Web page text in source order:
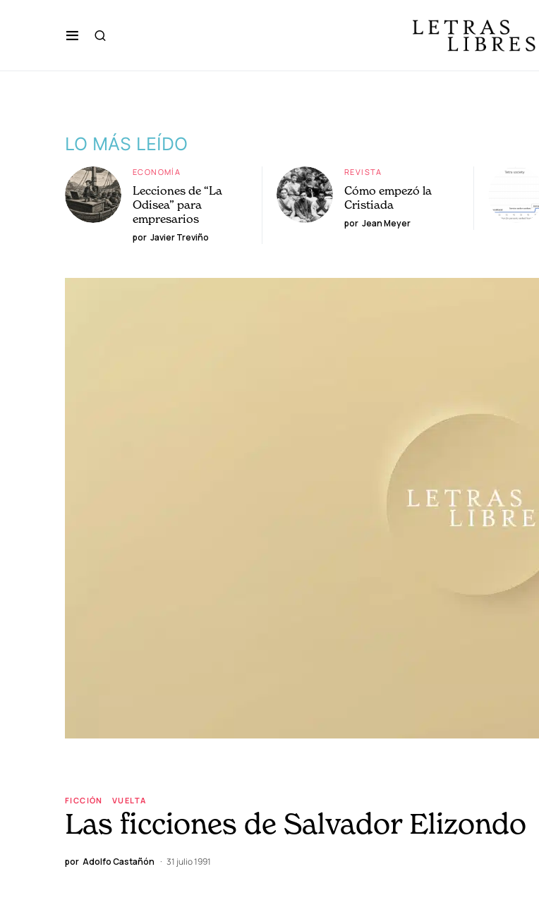
LO MÁS LEÍDO
ECONOMÍA
Lecciones de “La
Odisea” para
empresarios
por Javier Treviño
REVISTA
Cómo empezó la
Cristiada
por Jean Meyer
FICCIÓN VUELTA
Las ficciones de Salvador Elizondo
por Adolfo Castañón 31 julio 1991